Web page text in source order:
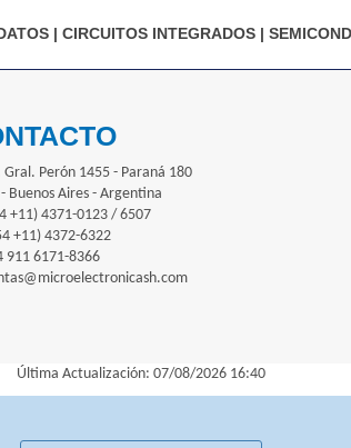
| CIRCUITOS INTEGRADOS|
Gral. Perón 1455 - Paraná 180
- Buenos Aires - Argentina
+11) 4371-0123 / 6507
+11) 4372-6322
911 6171-8366
Última Actualización: 07/08/2026 16:40